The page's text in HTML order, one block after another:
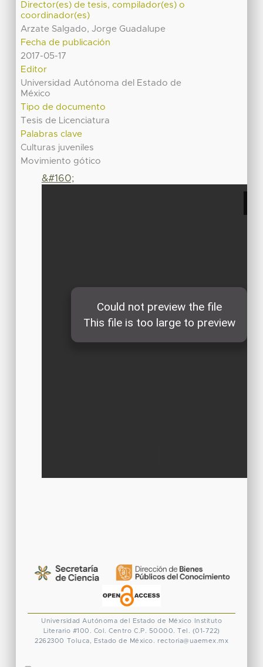
Director(es) de tesis, compilador(es) o
coordinador(es)
Arzate Salgado, Jorge Guadalupe
Fecha de publicación
2017-05-17
Editor
Universidad Autónoma del Estado de
México
Tipo de documento
Tesis de Licenciatura
Palabras clave
Culturas juveniles
Movimiento gótico
&#160;
Universidad Autónoma del Estado de México
Instituto
Literario #100. Col. Centro C.P. 50000. Tel. (01-722)
2262300 Toluca, Estado de México. rectoria@uaemex.mx